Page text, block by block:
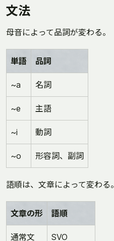
文法
母音によって品詞が変わる。
単語 品詞
~a 名詞
~e 主語
~i 動詞
~o 形容詞、副詞
語順は、文章によって変わる。
文章の形 語順
通常文 SVO